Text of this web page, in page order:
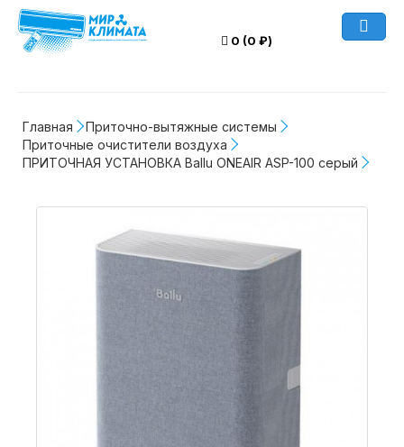
0 (0 ₽)
Главная
Приточно-вытяжные системы
Приточные очистители воздуха
ПРИТОЧНАЯ УСТАНОВКА Ballu ONEAIR ASP-100 серый